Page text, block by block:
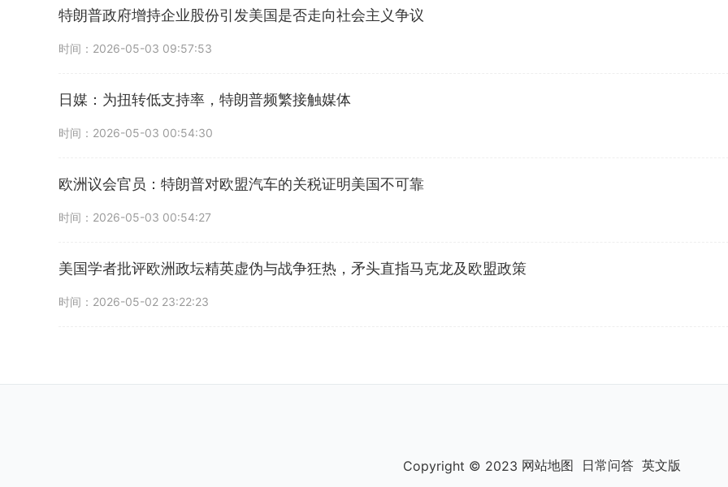
特朗普政府增持企业股份引发美国是否走向社会主义争议
时间：2026-05-03 09:57:53
日媒：为扭转低支持率，特朗普频繁接触媒体
时间：2026-05-03 00:54:30
欧洲议会官员：特朗普对欧盟汽车的关税证明美国不可靠
时间：2026-05-03 00:54:27
美国学者批评欧洲政坛精英虚伪与战争狂热，矛头直指马克龙及欧盟政策
时间：2026-05-02 23:22:23
Copyright © 2023 网站地图 日常问答 英文版